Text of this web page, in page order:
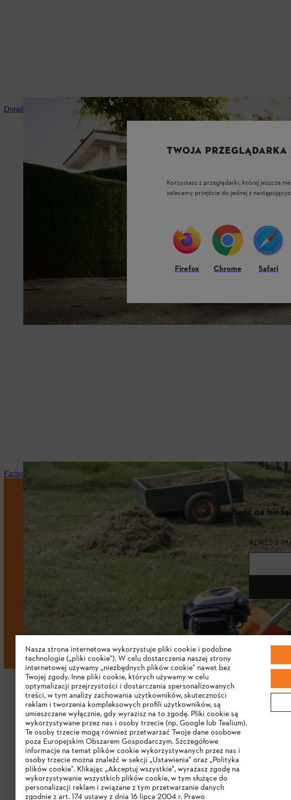
Doradztwo i instruktaż produktowy
Fachowy serwis i naprawy
Bądź na
ADRES E-
Firma
O nas
Pobierz katalog
STIHL Integrity Line
TWOJA
Korzystasz z przeglądarki, której jeszcze
zalecamy przejście do jednej z
Firefox Chrome Safari
Nasza strona internetowa wykorzystuje pliki cookie i podobne
technologie („pliki cookie"). W celu dostarczenia naszej strony
internetowej używamy „niezbędnych plików cookie" nawet bez
Twojej zgody. Inne pliki cookie, których używamy w celu
optymalizacji przejrzystości i dostarczania spersonalizowanych
treści, w tym analizy zachowania użytkowników, skuteczności
reklam i tworzenia kompleksowych profili użytkowników, są
umieszczane wyłącznie, gdy wyrazisz na to zgodę. Pliki cookie są
wykorzystywane przez nas i osoby trzecie (np. Google lub Tealium).
Te osoby trzecie mogą również przetwarzać Twoje dane osobowe
poza Europejskim Obszarem Gospodarczym. Szczegółowe
informacje na temat plików cookie wykorzystywanych przez nas i
osoby trzecie można znaleźć w sekcji „Ustawienia" oraz „Polityka
plików cookie". Klikając „Akceptuj wszystkie", wyrażasz zgodę na
wykorzystywanie wszystkich plików cookie, w tym służące do
personalizacji reklam i związane z tym przetwarzanie danych
zgodnie z art. 174 ustawy z dnia 16 lipca 2004 r. Prawo